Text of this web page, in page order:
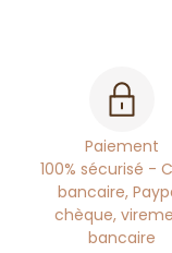
Paiement
100% sécurisé -
bancaire,
chèque,
bancaire